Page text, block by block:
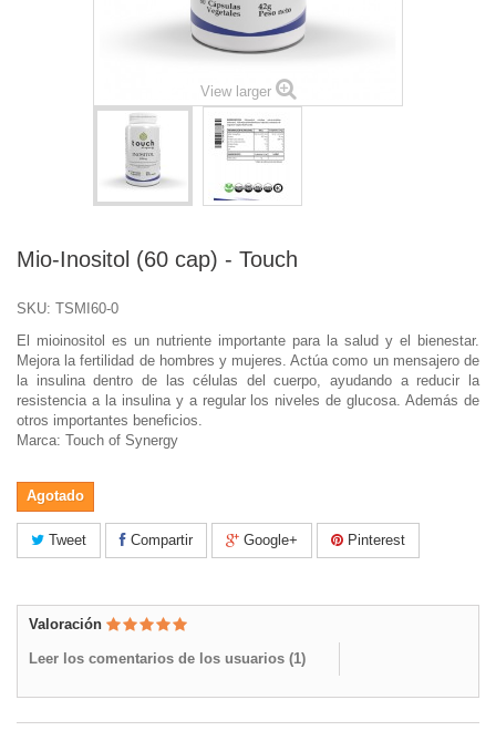
View larger
Mio-Inositol (60 cap) - Touch
SKU: TSMI60-0
El mioinositol es un nutriente importante para la salud y el bienestar.
Mejora la fertilidad de hombres y mujeres. Actúa como un mensajero de
la insulina dentro de las células del cuerpo, ayudando a reducir la
resistencia a la insulina y a regular los niveles de glucosa. Además de
otros importantes beneficios.
Marca: Touch of Synergy
Agotado
Tweet Compartir Google+ Pinterest
Valoración
Leer los comentarios de los usuarios (1)